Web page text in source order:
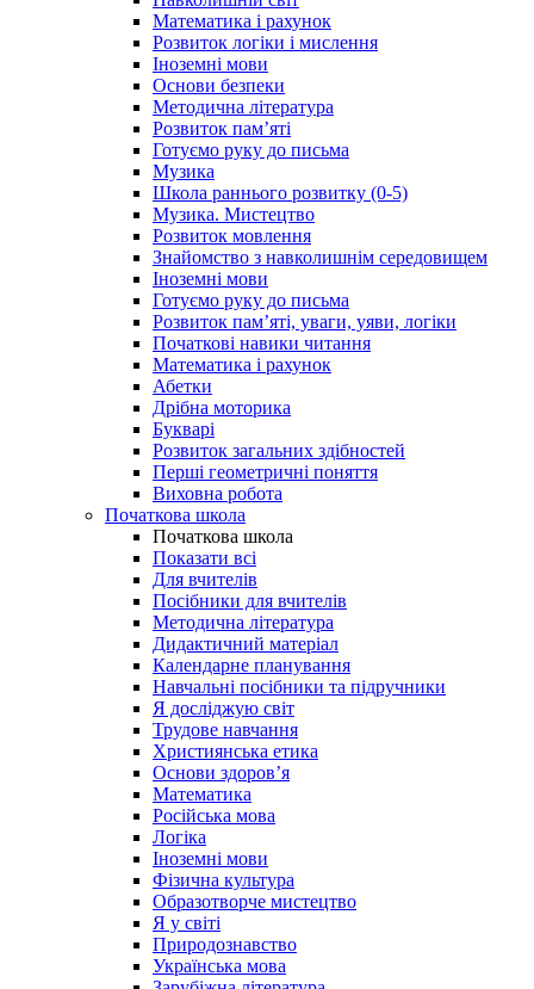
Математика і рахунок
Розвиток логіки і мислення
Іноземні мови
Основи безпеки
Методична література
Розвиток пам’яті
Готуємо руку до письма
Музика
Школа раннього розвитку (0-5)
Музика. Мистецтво
Розвиток мовлення
Знайомство з навколишнім середовищем
Іноземні мови
Готуємо руку до письма
Розвиток пам’яті, уваги, уяви, логіки
Початкові навики читання
Математика і рахунок
Абетки
Дрібна моторика
Букварі
Розвиток загальних здібностей
Перші геометричні поняття
Виховна робота
Початкова школа
Початкова школа
Показати всі
Для вчителів
Посібники для вчителів
Методична література
Дидактичний матеріал
Календарне планування
Навчальні посібники та підручники
Я досліджую світ
Трудове навчання
Християнська етика
Основи здоров’я
Математика
Російська мова
Логіка
Іноземні мови
Фізична культура
Образотворче мистецтво
Я у світі
Природознавство
Українська мова